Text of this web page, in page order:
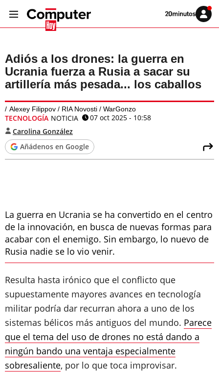
Volver
Iniciar
sesión
Adiós a los drones: la guerra en
Ucrania fuerza a Rusia a sacar su
artillería más pesada... los caballos
Alexey Filippov / RIA Novosti / WarGonzo
TECNOLOGÍA NOTICIA
07 oct 2025 - 10:58
Carolina González
Añádenos en Google
La guerra en Ucrania se ha convertido en el centro
de la innovación, en busca de nuevas formas para
acabar con el enemigo. Sin embargo, lo nuevo de
Rusia nadie se lo vio venir.
Resulta hasta irónico que el conflicto que
supuestamente mayores avances en tecnología
militar podría dar recurran ahora a uno de los
sistemas bélicos más antiguos del mundo. Parece
que el tema del uso de drones no está dando a
ningún bando una ventaja especialmente
sobresaliente, por lo que toca improvisar.